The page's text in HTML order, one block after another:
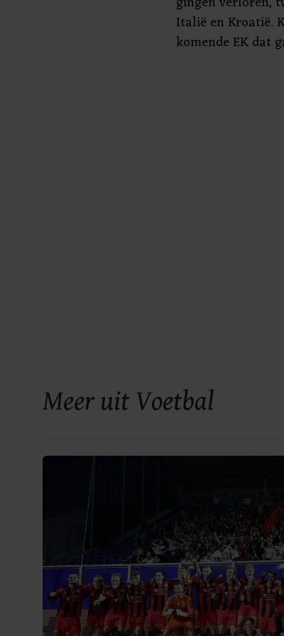
Italië en Kroatië.
komende EK dat
Meer uit Voetbal